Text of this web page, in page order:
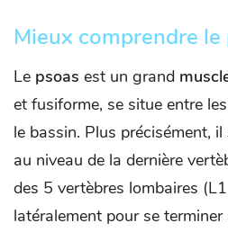
Mieux comprendre le
Le psoas est un grand
et fusiforme, se situe entre
le bassin. Plus précisément, il
au niveau de la dernière
des 5 vertèbres lombaires
latéralement pour se